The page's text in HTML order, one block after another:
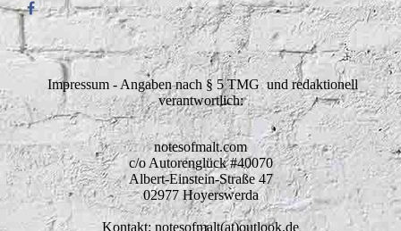
Impressum - Angaben nach § 5 TMG und redaktionell
verantwortlich:
notesofmalt.com
c/o Autorenglück #40070
Albert-Einstein-Straße 47
02977 Hoyerswerda
Kontakt: notesofmalt(at)outlook.de